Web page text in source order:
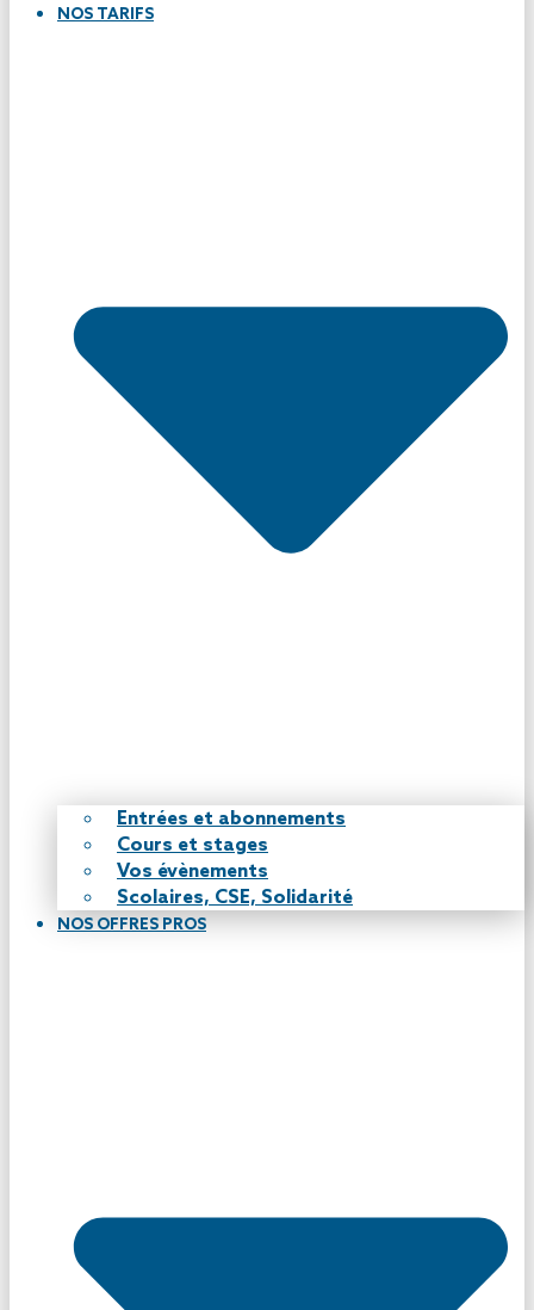
NOS TARIFS
Entrées et abonnements
Cours et stages
Vos évènements
Scolaires, CSE, Solidarité
NOS OFFRES PROS